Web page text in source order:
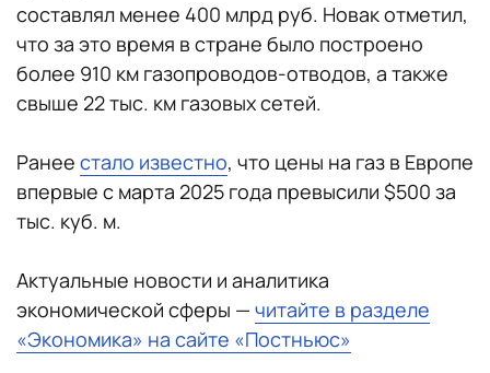
составлял менее 400 млрд руб. Новак отметил,
что за это время в стране было построено
более 910 км газопроводов-отводов, а также
свыше 22 тыс. км газовых сетей.
Ранее стало известно, что цены на газ в Европе
впервые с марта 2025 года превысили $500 за
тыс. куб. м.
Актуальные новости и аналитика
экономической сферы — читайте в разделе
«Экономика» на сайте «Постньюс»